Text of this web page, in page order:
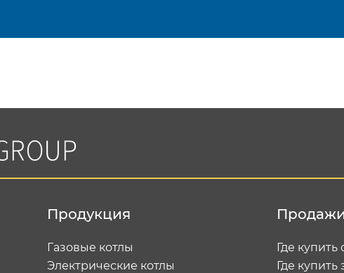
Продукция
Газовые котлы
Электрические котлы
Продажи
Где
Где купить